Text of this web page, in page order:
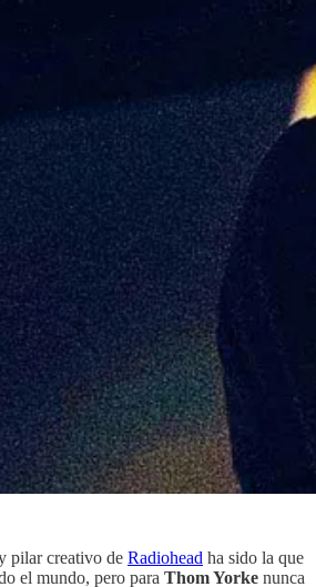
pilar creativo de Radiohead ha sido la que
el mundo, pero para Thom Yorke nunca